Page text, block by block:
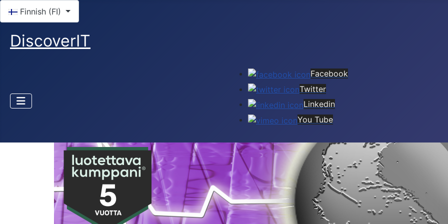
Finnish (FI)
DiscoverIT
Facebook
Twitter
Linkedin
You Tube